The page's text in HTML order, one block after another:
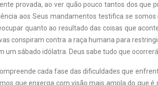
provada, ao ver quão pouco tantos dos que
aos Seus mandamentos testifica se somos
quanto ao resultado das coisas que
conspiram contra a raça humana para
um sábado idólatra. Deus sabe tudo que ocorrerá.
cada fase das dificuldades que
que enxerga com visão mais ampla do que é